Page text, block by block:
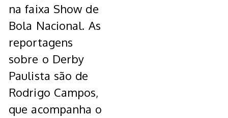
na faixa Show de
Bola Nacional. As
reportagens
sobre o Derby
Paulista são de
Rodrigo Campos,
que acompanha o